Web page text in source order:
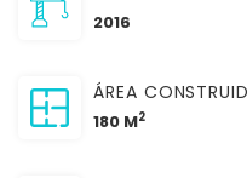
2016
ÁREA
180 M2